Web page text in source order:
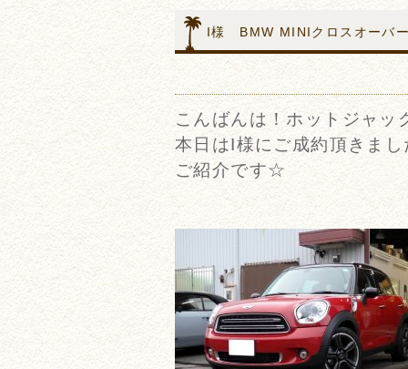
I様 BMW MINIクロスオーバ
こんばんは！ホットジャッ
本日はI様にご成約頂きま
ご紹介です☆